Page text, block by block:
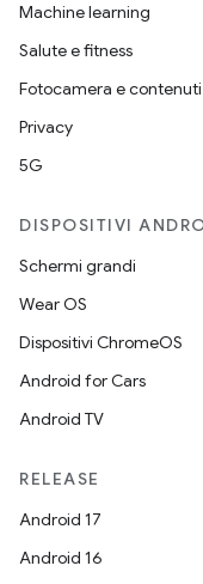
Machine learning
Salute e fitness
Fotocamera e
Privacy
5G
DISPOSITIVI
Schermi grandi
Wear OS
Dispositivi ChromeOS
Android for Cars
Android TV
RELEASE
Android 17
Android 16